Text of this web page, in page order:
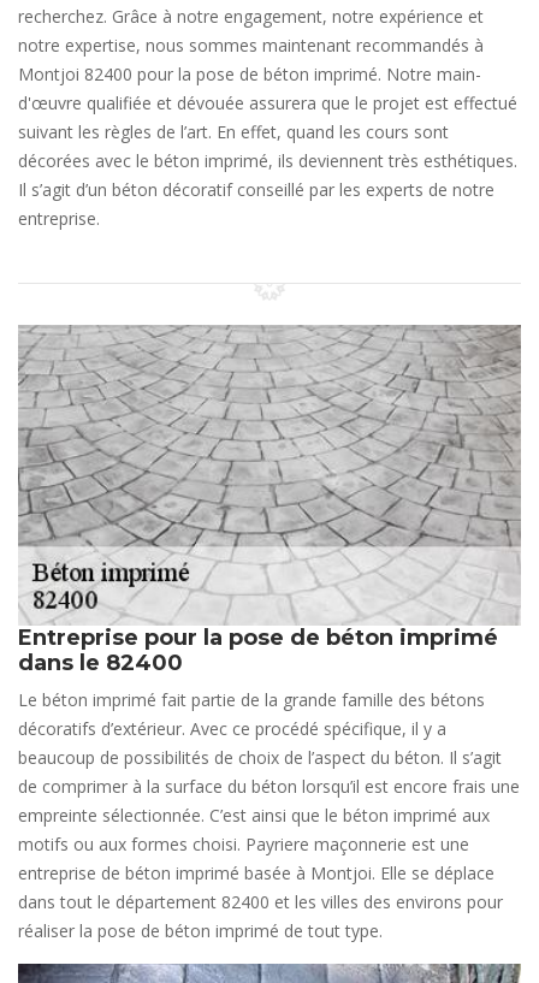
recherchez. Grâce à notre engagement, notre expérience et
notre expertise, nous sommes maintenant recommandés à
Montjoi 82400 pour la pose de béton imprimé. Notre main-
d'œuvre qualifiée et dévouée assurera que le projet est effectué
suivant les règles de l’art. En effet, quand les cours sont
décorées avec le béton imprimé, ils deviennent très esthétiques.
Il s’agit d’un béton décoratif conseillé par les experts de notre
entreprise.
Entreprise pour la pose de béton imprimé
dans le 82400
Le béton imprimé fait partie de la grande famille des bétons
décoratifs d’extérieur. Avec ce procédé spécifique, il y a
beaucoup de possibilités de choix de l’aspect du béton. Il s’agit
de comprimer à la surface du béton lorsqu’il est encore frais une
empreinte sélectionnée. C’est ainsi que le béton imprimé aux
motifs ou aux formes choisi. Payriere maçonnerie est une
entreprise de béton imprimé basée à Montjoi. Elle se déplace
dans tout le département 82400 et les villes des environs pour
réaliser la pose de béton imprimé de tout type.